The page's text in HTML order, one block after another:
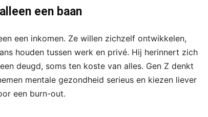
een baan
een inkomen. Ze willen zichzelf ontwikkelen,
houden tussen werk en privé. Hij herinnert zich
deugd, soms ten koste van alles. Gen Z denkt
mentale gezondheid serieus en kiezen liever
een burn-out.